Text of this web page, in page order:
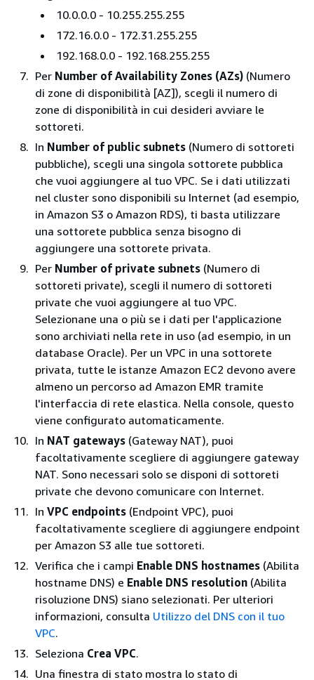
10.0.0.0 - 10.255.255.255
172.16.0.0 - 172.31.255.255
192.168.0.0 - 192.168.255.255
Per Number of Availability Zones (AZs) (Numero
di zone di disponibilità [AZ]), scegli il numero di
zone di disponibilità in cui desideri avviare le
sottoreti.
In Number of public subnets (Numero di sottoreti
pubbliche), scegli una singola sottorete pubblica
che vuoi aggiungere al tuo VPC. Se i dati utilizzati
nel cluster sono disponibili su Internet (ad esempio,
in Amazon S3 o Amazon RDS), ti basta utilizzare
una sottorete pubblica senza bisogno di
aggiungere una sottorete privata.
Per Number of private subnets (Numero di
sottoreti private), scegli il numero di sottoreti
private che vuoi aggiungere al tuo VPC.
Selezionane una o più se i dati per l'applicazione
sono archiviati nella rete in uso (ad esempio, in un
database Oracle). Per un VPC in una sottorete
privata, tutte le istanze Amazon EC2 devono avere
almeno un percorso ad Amazon EMR tramite
l'interfaccia di rete elastica. Nella console, questo
viene configurato automaticamente.
In NAT gateways (Gateway NAT), puoi
facoltativamente scegliere di aggiungere gateway
NAT. Sono necessari solo se disponi di sottoreti
private che devono comunicare con Internet.
In VPC endpoints (Endpoint VPC), puoi
facoltativamente scegliere di aggiungere endpoint
per Amazon S3 alle tue sottoreti.
Verifica che i campi Enable DNS hostnames (Abilita
hostname DNS) e Enable DNS resolution (Abilita
risoluzione DNS) siano selezionati. Per ulteriori
informazioni, consulta Utilizzo del DNS con il tuo
VPC.
Seleziona Crea VPC.
Una finestra di stato mostra lo stato di